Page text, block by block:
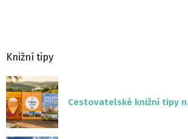
Knižní tipy
Cestovatelské knižní tipy